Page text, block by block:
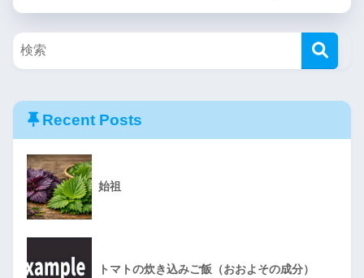
Recent Posts
始祖
トマトの炊き込みご飯（おおよその成分）